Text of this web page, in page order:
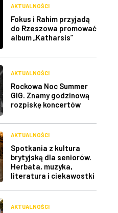
AKTUALNOŚCI
Fokus i Rahim przyjadą
do Rzeszowa promować
album „Katharsis”
AKTUALNOŚCI
Rockowa Noc Summer
GIG. Znamy godzinową
rozpiskę koncertów
AKTUALNOŚCI
Spotkania z kultura
brytyjską dla seniorów.
Herbata, muzyka,
literatura i ciekawostki
AKTUALNOŚCI